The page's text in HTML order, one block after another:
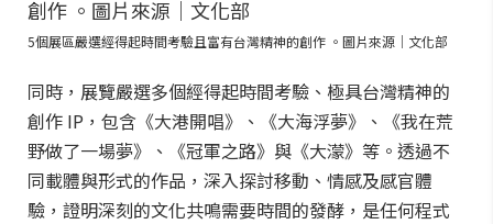
5個展區嚴選經得起時間考驗且富有台灣精神的創作 。圖片來源｜文化部
同時，展覽嚴選多個經得起時間考驗、極具台灣精神的
創作 IP，包含《大港開唱》、《大海浮夢》、《我在荒
野做了一場夢》、《冠軍之路》與《大濛》等。透過不
同載體與形式的作品，深入探討移動、情感及感官體
驗，證明深刻的文化共鳴需要時間的發酵，是任何程式